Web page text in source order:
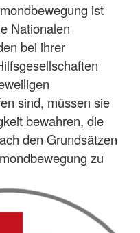
ist
Nationalen
bei ihrer
sind, müssen sie
bewahren, die
den Grundsätzen
zu